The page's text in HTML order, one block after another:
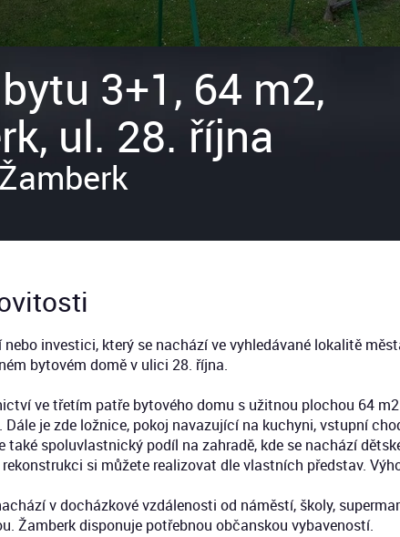
3+1, 64 m2,
ul. 28. října
investici, který se nachází ve vyhledávané lokalitě
bytovém domě v ulici 28. října.
ve třetím patře bytového domu s užitnou plochou 64
je zde ložnice, pokoj navazující na kuchyni, vstupní
také spoluvlastnický podíl na zahradě, kde se nachází
si můžete realizovat dle vlastních představ.
v docházkové vzdálenosti od náměstí, školy,
Žamberk disponuje potřebnou občanskou vybaveností.